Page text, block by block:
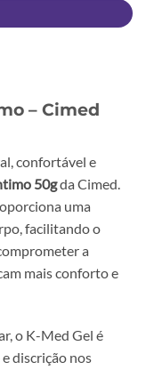
– Cimed
confortável e
50gda Cimed.
uma
facilitando o
a
mais conforto e
o K-Med Gel é
discrição nos